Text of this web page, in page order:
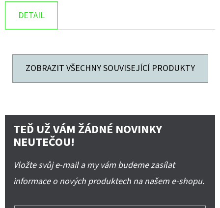
DETAIL
ZOBRAZIT VŠECHNY SOUVISEJÍCÍ PRODUKTY
TEĎ UŽ VÁM ŽÁDNÉ NOVINKY
NEUTEČOU!
Vložte svůj e-mail a my vám budeme zasílat
informace o nových produktech na našem e-shopu.